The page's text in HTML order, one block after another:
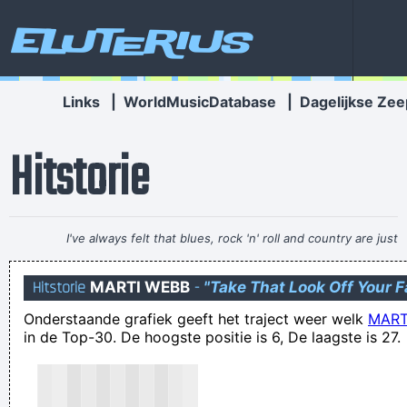
Eluterius
Links WorldMusicDatabase Dagelijkse
Hitstorie
I've always felt that blues, rock 'n' roll and country are just
about a beat apart.~ Waylon Jennings
daar durf ik gerust de handen van mijn moeder voor in't vuur
te steken!
Ge hoeftkens niet meer terug te komen Carl
Hitstorie MARTI WEBB - "Take That Look Off Your
Onderstaande grafiek geeft het traject weer welk
in de Top-30. De hoogste positie is 6, De laagste is 27.